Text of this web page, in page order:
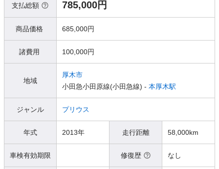
支払総額 785,000円
商品価格 685,000円
諸費用 100,000円
地域
厚木市
小田急小田原線(小田急線) - 本厚木駅
ジャンル プリウス
年式 2013年 走行距離 58,000km
車検有効期限 修復歴 なし